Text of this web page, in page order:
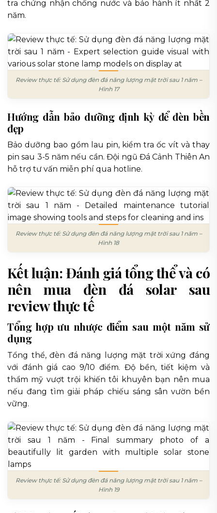
tra chứng nhận chống nước và bảo hành ít nhất 2
năm.
Review thực tế: Sử dụng đèn đá năng lượng mặt trời sau 1 năm –
Hình 17
Hướng dẫn bảo dưỡng định kỳ để đèn bền
đẹp
Bảo dưỡng bao gồm lau pin, kiểm tra ốc vít và thay
pin sau 3-5 năm nếu cần. Đội ngũ Đá Cảnh Thiên An
hỗ trợ tư vấn miễn phí qua hotline.
Review thực tế: Sử dụng đèn đá năng lượng mặt trời sau 1 năm –
Hình 18
Kết luận: Đánh giá tổng thể và có
nên mua đèn đá solar sau
review thực tế
Tổng hợp ưu nhược điểm sau một năm sử
dụng
Tổng thể, đèn đá năng lượng mặt trời xứng đáng
với đánh giá cao 9/10 điểm. Độ bền, tiết kiệm và
thẩm mỹ vượt trội khiến tôi khuyên bạn nên mua
nếu đang tìm giải pháp chiếu sáng sân vườn bền
vững.
Review thực tế: Sử dụng đèn đá năng lượng mặt trời sau 1 năm –
Hình 19